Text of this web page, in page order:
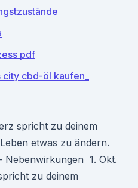
pdf
city cbd-öl kaufen_
spricht zu deinem
etwas zu ändern.
Nebenwirkungen 1. Okt.
zu deinem